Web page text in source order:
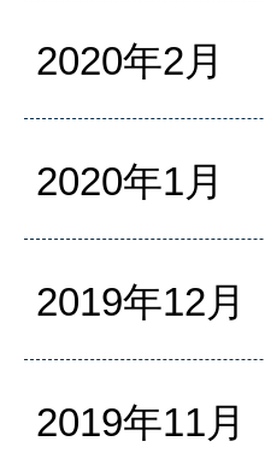
2020年2月
2020年1月
2019年12月
2019年11月